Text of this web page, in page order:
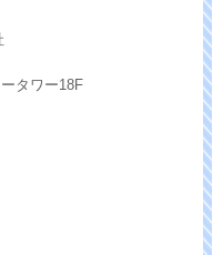
タワー18F